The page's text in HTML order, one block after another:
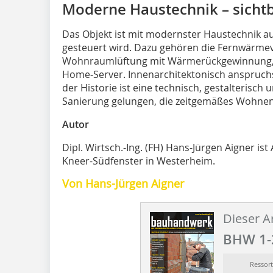
Moderne Haustechnik –
Das Objekt ist mit modernster Haustechnik
gesteuert wird. Dazu gehören die
Wohnraumlüftung mit
Home-Server. Innenarchitektonisch
der Historie ist eine technisch, gestalterisch
Sanierung gelungen, die zeitgemäßes
Autor
Dipl. Wirtsch.-Ing. (FH) Hans-Jürgen Aigner
Kneer-Südfenster in Westerheim.
Von Hans-Jürgen Aigner
Dieser
BHW